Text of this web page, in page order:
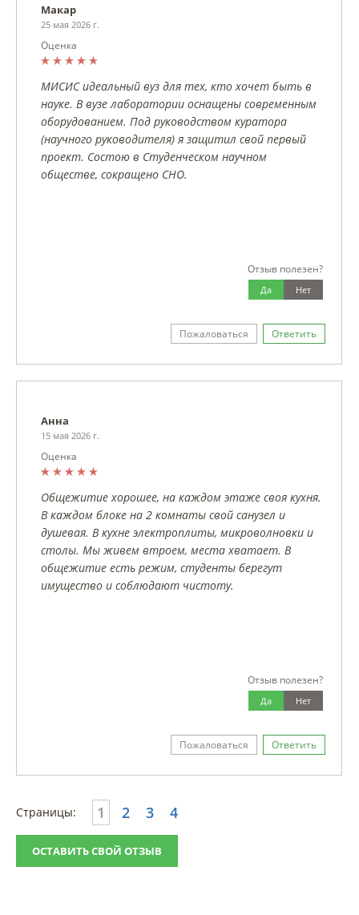
Макар
25 мая 2026 г.
Оценка
МИСИС идеальный вуз для тех, кто хочет быть в
науке. В вузе лаборатории оснащены современным
оборудованием. Под руководством куратора
(научного руководителя) я защитил свой первый
проект. Состою в Студенческом научном
обществе, сокращено СНО.
Отзыв полезен?
Нет
Да
Пожаловаться Ответить
Анна
15 мая 2026 г.
Оценка
Общежитие хорошее, на каждом этаже своя кухня.
В каждом блоке на 2 комнаты свой санузел и
душевая. В кухне электроплиты, микроволновки и
столы. Мы живем втроем, места хватает. В
общежитие есть режим, студенты берегут
имущество и соблюдают чистоту.
Отзыв полезен?
Нет
Да
Пожаловаться Ответить
Страницы: 1 2 3 4
ОСТАВИТЬ СВОЙ ОТЗЫВ